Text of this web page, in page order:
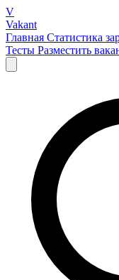
V
Vakant
Главная Статистика
Тесты Разместить